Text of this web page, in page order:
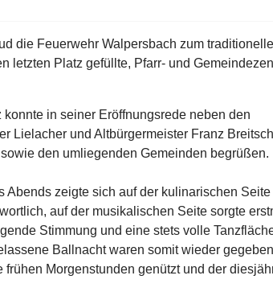
die Feuerwehr Walpersbach zum
letzten Platz gefüllte, Pfarr- und
in seiner Eröffnungsrede neben den
Lielacher und Altbürgermeister Franz
den umliegenden Gemeinden begrüßen.
Abends zeigte sich auf der kulinarischen
auf der musikalischen Seite sorgte
Stimmung und eine stets volle
Ballnacht waren somit wieder
Morgenstunden genützt und der